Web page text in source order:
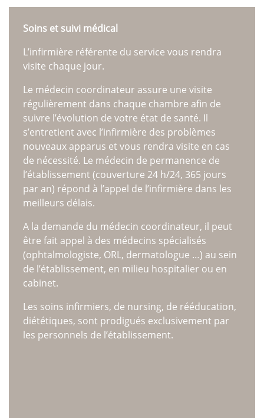
Soins et suivi médical
L’infirmière référente du service vous rendra
visite chaque jour.
Le médecin coordinateur assure une visite
régulièrement dans chaque chambre afin de
suivre l’évolution de votre état de santé. Il
s’entretient avec l’infirmière des problèmes
nouveaux apparus et vous rendra visite en cas
de nécessité. Le médecin de permanence de
l’établissement (couverture 24 h/24, 365 jours
par an) répond à l’appel de l’infirmière dans les
meilleurs délais.
A la demande du médecin coordinateur, il peut
être fait appel à des médecins spécialisés
(ophtalmologiste, ORL, dermatologue …) au sein
de l’établissement, en milieu hospitalier ou en
cabinet.
Les soins infirmiers, de nursing, de rééducation,
diététiques, sont prodigués exclusivement par
les personnels de l’établissement.